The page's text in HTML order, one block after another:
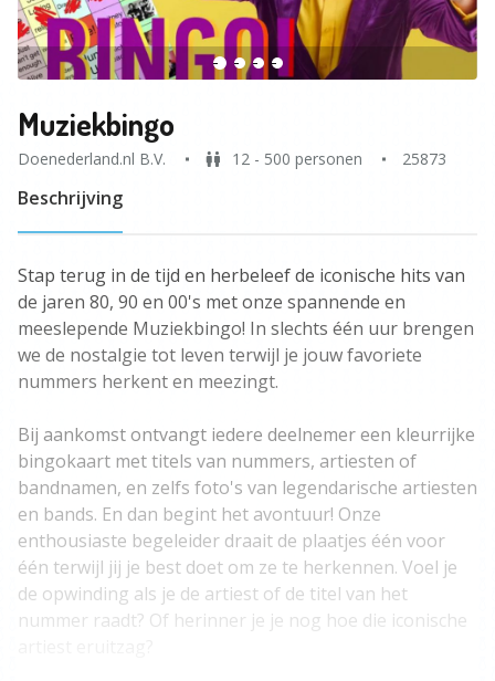
Muziekbingo
Doenederland.nl B.V. 12 - 500 personen 25873
Beschrijving
Stap terug in de tijd en herbeleef de iconische hits van
de jaren 80, 90 en 00's met onze spannende en
meeslepende Muziekbingo! In slechts één uur brengen
we de nostalgie tot leven terwijl je jouw favoriete
nummers herkent en meezingt.
Bij aankomst ontvangt iedere deelnemer een kleurrijke
bingokaart met titels van nummers, artiesten of
bandnamen, en zelfs foto's van legendarische artiesten
en bands. En dan begint het avontuur! Onze
enthousiaste begeleider draait de plaatjes één voor
één terwijl jij je best doet om ze te herkennen. Voel je
de opwinding als je de artiest of de titel van het
nummer raadt? Of herinner je je nog hoe die iconische